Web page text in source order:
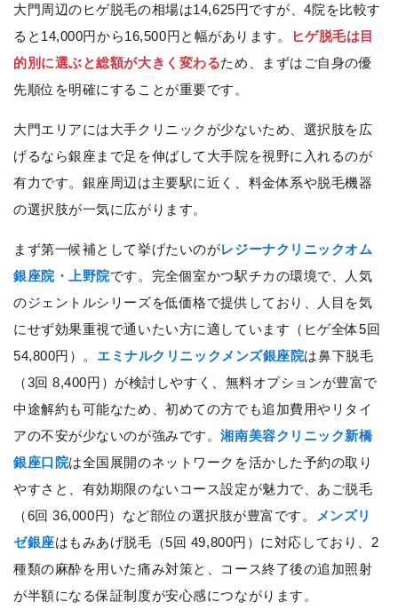
大門周辺のヒゲ脱毛の相場は14,625円ですが、4院を比較す
ると14,000円から16,500円と幅があります。
ヒゲ脱毛は目
的別に選ぶと総額が大きく変わるため、まずはご自身の優
先順位を明確にすることが重要です。
大門エリアには大手クリニックが少ないため、選択肢を広
げるなら銀座まで足を伸ばして大手院を視野に入れるのが
有力です。銀座周辺は主要駅に近く、料金体系や脱毛機器
の選択肢が一気に広がります。
まず第一候補として挙げたいのがレジーナクリニックオム
銀座院・上野院です。完全個室かつ駅チカの環境で、人気
のジェントルシリーズを低価格で提供しており、人目を気
にせず効果重視で通いたい方に適しています（ヒゲ全体5回
54,800円）。 エミナルクリニックメンズ銀座院は鼻下脱毛
（3回 8,400円）が検討しやすく、無料オプションが豊富で
中途解約も可能なため、初めての方でも追加費用やリタイ
アの不安が少ないのが強みです。湘南美容クリニック新橋
銀座口院は全国展開のネットワークを活かした予約の取り
やすさと、有効期限のないコース設定が魅力で、あご脱毛
（6回 36,000円）など部位の選択肢が豊富です。
メンズリ
ゼ銀座はもみあげ脱毛（5回 49,800円）に対応しており、2
種類の麻酔を用いた痛み対策と、コース終了後の追加照射
が半額になる保証制度が安心感につながります。